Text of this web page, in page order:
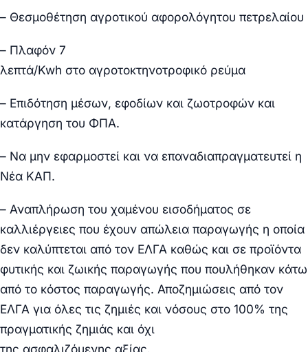
– Θεσμοθέτηση αγροτικού αφορολόγητου πετρελαίου
– Πλαφόν 7
λεπτά/Kwh στο αγροτοκτηνοτροφικό ρεύμα
– Επιδότηση μέσων, εφοδίων και ζωοτροφών και
κατάργηση του ΦΠΑ.
– Να μην εφαρμοστεί και να επαναδιαπραγματευτεί η
Νέα ΚΑΠ.
– Αναπλήρωση του χαμένου εισοδήματος σε
καλλιέργειες που έχουν απώλεια παραγωγής η οποία
δεν καλύπτεται από τον ΕΛΓΑ καθώς και σε προϊόντα
φυτικής και ζωικής παραγωγής που πουλήθηκαν κάτω
από το κόστος παραγωγής. Αποζημιώσεις από τον
ΕΛΓΑ για όλες τις ζημιές και νόσους στο 100% της
πραγματικής ζημιάς και όχι